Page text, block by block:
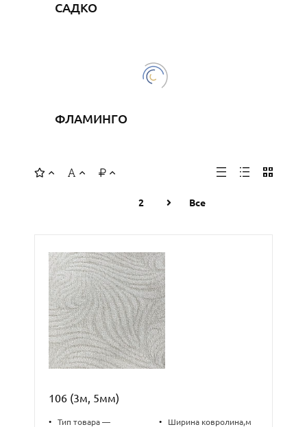
САДКО
ФЛАМИНГО
2 Все
106 (3м, 5мм)
•
Тип товара —
•
Ширина ковролина,м